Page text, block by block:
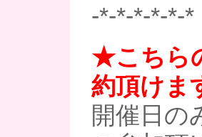
-*-*-*-*-*-*
★こちら
約頂けま
開催日の